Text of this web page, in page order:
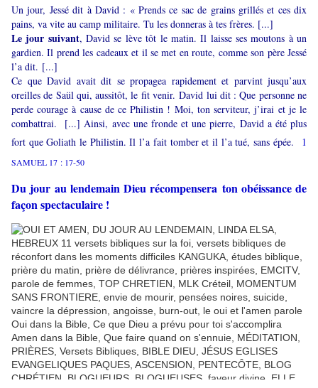
Un jour, Jessé dit à David : « Prends ce sac de grains grillés et ces dix
pains, va vite au camp militaire. Tu les donneras à tes frères. [...]
Le jour suivant, David se lève tôt le matin. Il laisse ses moutons à un
gardien. Il prend les cadeaux et il se met en route, comme son père Jessé
l’a dit. [...]
Ce que David avait dit se propagea rapidement et parvint jusqu’aux
oreilles de Saül qui, aussitôt, le fit venir. David lui dit : Que personne ne
perde courage à cause de ce Philistin ! Moi, ton serviteur, j’irai et je le
combattrai. [...] Ainsi, avec une fronde et une pierre, David a été plus
fort que Goliath le Philistin. Il l’a fait tomber et il l’a tué, sans épée.
1
SAMUEL 17 : 17-50
Du jour au lendemain Dieu récompensera ton obéissance de
façon spectaculaire !